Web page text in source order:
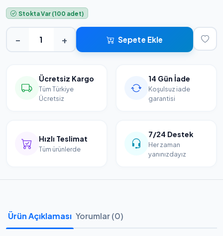
Stokta Var (100 adet)
− + Sepete Ekle
Ücretsiz Kargo
Tüm Türkiye
Ücretsiz
14 Gün İade
Koşulsuz iade
garantisi
Hızlı Teslimat
Tüm ürünlerde
7/24 Destek
Her zaman
yanınızdayız
Ürün Açıklaması Yorumlar (0)